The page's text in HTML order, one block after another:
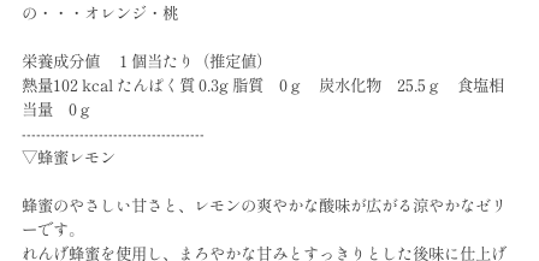
の・・・オレンジ・桃
栄養成分値 １個当たり（推定値）
熱量102 kcal たんぱく質 0.3g 脂質 0ｇ 炭水化物 25.5ｇ 食塩相
当量 0ｇ
--------------------------------------
▽蜂蜜レモン
蜂蜜のやさしい甘さと、レモンの爽やかな酸味が広がる涼やかなゼリ
ーです。
れんげ蜂蜜を使用し、まろやかな甘みとすっきりとした後味に仕上げ